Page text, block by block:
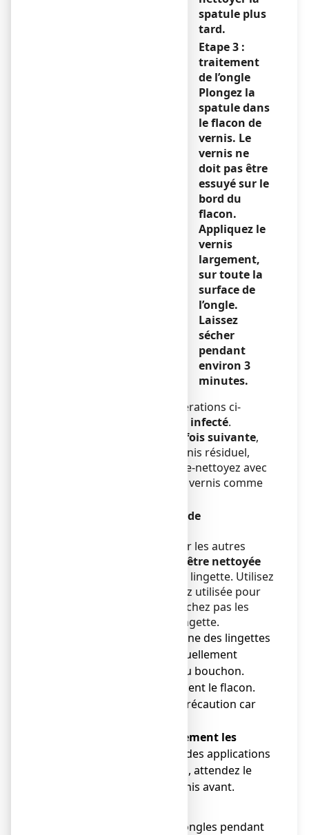
spatule plus
tard.
Etape 3 :
traitement
de l’ongle
Plongez la
spatule dans
le flacon de
vernis. Le
vernis ne
doit pas être
essuyé sur le
bord du
flacon.
Appliquez le
vernis
largement,
sur toute la
surface de
l’ongle.
Laissez
sécher
pendant
environ 3
minutes.
Répétez l’ensemble des opérations ci-
infecté.
la fois suivante,
éliminez les couches de vernis résiduel,
limez l’ongle de nouveau. Re-nettoyez avec
la lingette et réappliquez le vernis comme
Après chaque application de
● Pour éviter de contaminer les autres
la spatule doit être nettoyée
avec la lingette. Utilisez
la lingette que vous avez utilisée pour
nettoyer l’ongle. Ne touchez pas les
ongles traités avec la lingette.
, à l’aide de l’une des lingettes
fournies, le vernis éventuellement
présent sur l’extérieur du bouchon.
soigneusement le flacon.
la lingette avec précaution car
Lavez-vous soigneusement les
. Cependant, lors des applications
sur les ongles des mains, attendez le
séchage complet du vernis avant.
● N’utilisez pas de faux ongles pendant